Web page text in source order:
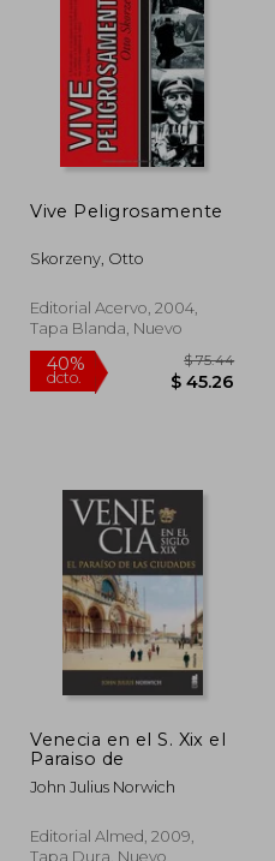
45%
dcto.
Vive Peligrosamente
Skorzeny, Otto
Editorial Acervo, 2004,
Tapa Blanda, Nuevo
40%
dcto.
Venecia en el S. Xix el
Paraiso de
John Julius Norwich
Editorial Almed, 2009,
Tapa Dura, Nuevo